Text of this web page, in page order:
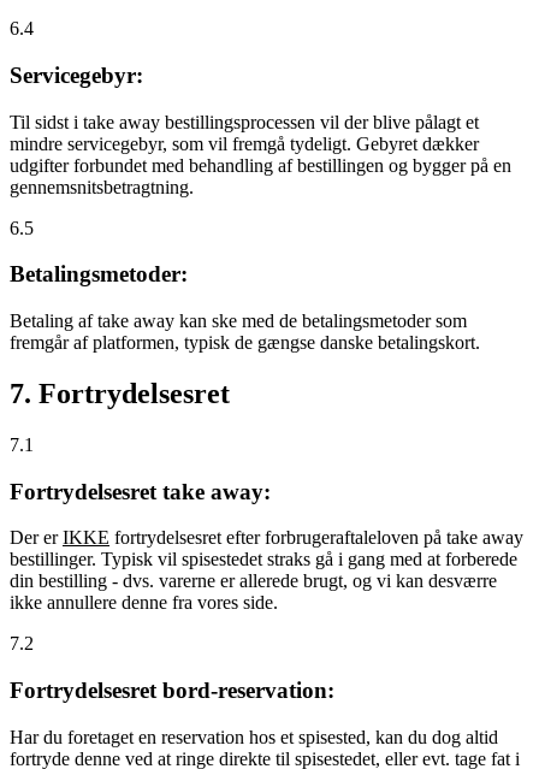
6.4
Servicegebyr:
Til sidst i take away bestillingsprocessen vil der blive pålagt et
mindre servicegebyr, som vil fremgå tydeligt. Gebyret dækker
udgifter forbundet med behandling af bestillingen og bygger på en
gennemsnitsbetragtning.
6.5
Betalingsmetoder:
Betaling af take away kan ske med de betalingsmetoder som
fremgår af platformen, typisk de gængse danske betalingskort.
7. Fortrydelsesret
7.1
Fortrydelsesret take away:
Der erIKKE fortrydelsesret efter forbrugeraftaleloven på take away
bestillinger. Typisk vil spisestedet straks gå i gang med at forberede
din bestilling - dvs. varerne er allerede brugt, og vi kan desværre
ikke annullere denne fra vores side.
7.2
Fortrydelsesret bord-reservation:
Har du foretaget en reservation hos et spisested, kan du dog altid
fortryde denne ved at ringe direkte til spisestedet, eller evt. tage fat i